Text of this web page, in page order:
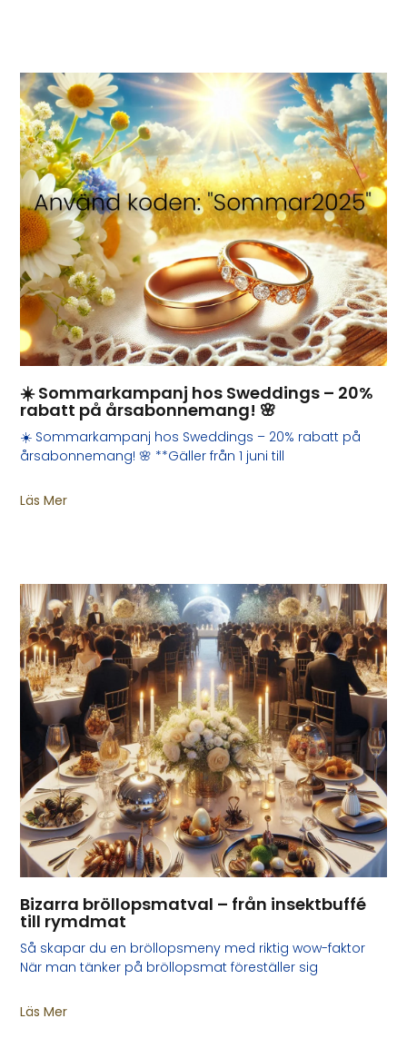
☀️ Sommarkampanj hos Sweddings – 20%
rabatt på årsabonnemang! 🌸
☀️ Sommarkampanj hos Sweddings – 20% rabatt på
årsabonnemang! 🌸 **Gäller från 1 juni till
Läs Mer
Bizarra bröllopsmatval – från insektbuffé
till rymdmat
Så skapar du en bröllopsmeny med riktig wow-faktor
När man tänker på bröllopsmat föreställer sig
Läs Mer